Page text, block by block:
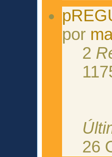
por
2
26